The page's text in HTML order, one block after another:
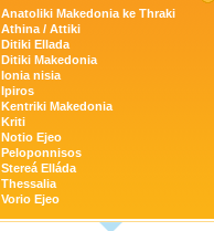
Anatoliki Makedonia ke Thraki
Athina / Attiki
Ditiki Ellada
Ditiki Makedonia
Ionia nisia
Ipiros
Kentriki Makedonia
Kriti
Notio Ejeo
Peloponnisos
Stereá Elláda
Thessalia
Vorio Ejeo